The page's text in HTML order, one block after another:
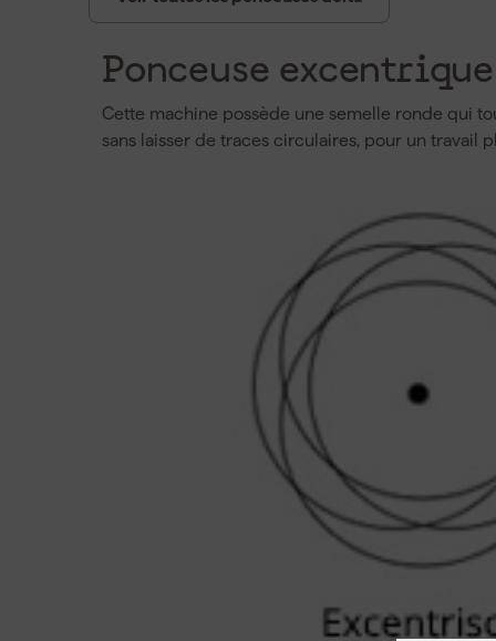
Ponceuse excentrique
Cette machine possède une semelle ronde qui
sans laisser de traces circulaires, pour un travail